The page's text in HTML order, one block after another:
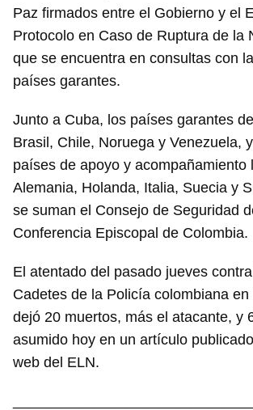
Paz firmados entre el Gobierno y el
Protocolo en Caso de Ruptura de la
que se encuentra en consultas con
países garantes.
Junto a Cuba, los países garantes
Brasil, Chile, Noruega y Venezuela,
países de apoyo y acompañamiento
Alemania, Holanda, Italia, Suecia y
se suman el Consejo de Seguridad
Conferencia Episcopal de Colombia.
El atentado del pasado jueves
Cadetes de la Policía colombiana
dejó 20 muertos, más el atacante, y
asumido hoy en un artículo
web del ELN.